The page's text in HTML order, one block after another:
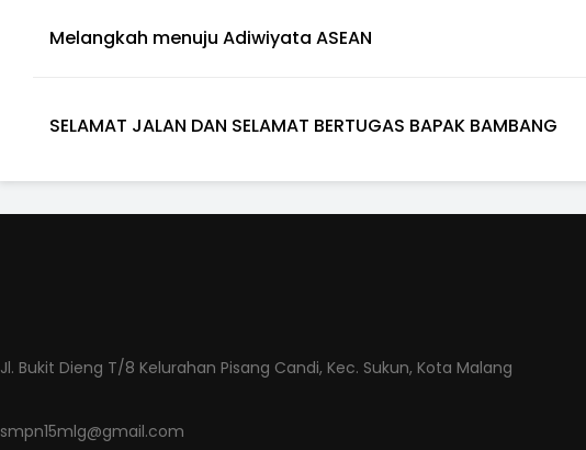
Melangkah menuju Adiwiyata ASEAN
SELAMAT JALAN DAN SELAMAT BERTUGAS BAPAK BAMBANG
Jl. Bukit Dieng T/8 Kelurahan Pisang Candi, Kec. Sukun, Kota Malang
smpn15mlg@gmail.com